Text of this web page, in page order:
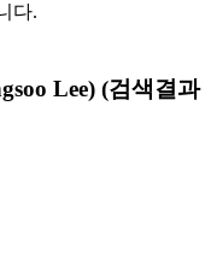
다.
Lee) (검색결과